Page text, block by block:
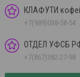
КЛАФУТИ
+7(989)038-58-54
ОТДЕЛ УФСБ
+7(867)382-27-98